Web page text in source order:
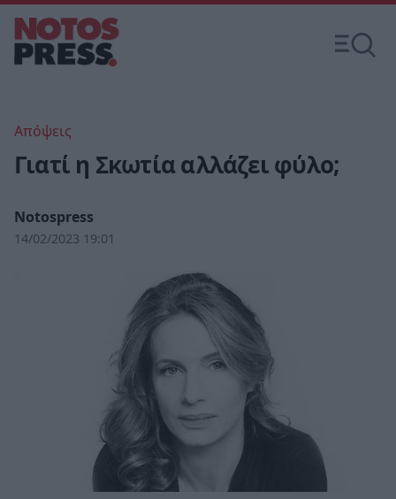
Απόψεις
Γιατί η Σκωτία αλλάζει φύλο;
Notospress
14/02/2023 19:01